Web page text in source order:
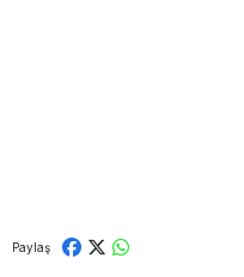
Paylaş